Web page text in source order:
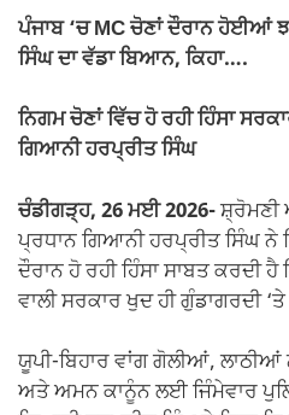
e
b
o
o
s
A
p
p
gr
a
m
ਪੰਜਾਬ ‘ਚ MC ਚੋਣਾਂ ਦੌਰਾਨ ਹੋਈਆਂ
ਸਿੰਘ ਦਾ ਵੱਡਾ ਬਿਆਨ, ਕਿਹਾ….
ਨਿਗਮ ਚੋਣਾਂ ਵਿੱਚ ਹੋ ਰਹੀ ਹਿੰਸਾ
ਗਿਆਨੀ ਹਰਪ੍ਰੀਤ ਸਿੰਘ
ਚੰਡੀਗੜ੍ਹ, 26 ਮਈ 2026-ਸ਼੍ਰੋਮਣੀ
ਪ੍ਰਧਾਨ ਗਿਆਨੀ ਹਰਪ੍ਰੀਤ ਸਿੰਘ ਨੇ
ਦੌਰਾਨ ਹੋ ਰਹੀ ਹਿੰਸਾ ਸਾਬਤ ਕਰਦੀ
ਵਾਲੀ ਸਰਕਾਰ ਖੁਦ ਹੀ ਗੁੰਡਾਗਰਦੀ
ਯੂਪੀ-ਬਿਹਾਰ ਵਾਂਗ ਗੋਲੀਆਂ,
ਅਤੇ ਅਮਨ ਕਾਨੂੰਨ ਲਈ ਜਿੰਮੇਵਾਰ